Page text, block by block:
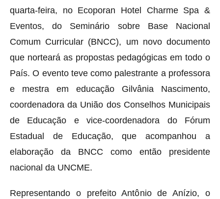
quarta-feira, no Ecoporan Hotel Charme Spa &
Eventos, do Seminário sobre Base Nacional
Comum Curricular (BNCC), um novo documento
que norteará as propostas pedagógicas em todo o
País. O evento teve como palestrante a professora
e mestra em educação Gilvânia Nascimento,
coordenadora da União dos Conselhos Municipais
de Educação e vice-coordenadora do Fórum
Estadual de Educação, que acompanhou a
elaboração da BNCC como então presidente
nacional da UNCME.
Representando o prefeito Antônio de Anízio, o